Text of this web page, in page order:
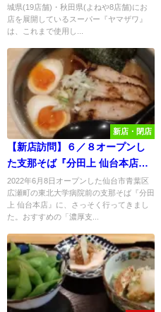
らしい！
城県(19店舗)・秋田県(よねや8店舗)にお
店を展開しているスーパー『ヤマザワ』
は、これまで使用し...
新店・閉店
【新店訪問】６／８オープンし
た支那そば『分田上 仙台本店』
の濃厚支那そばを食べてみた！
2022年6月8日オープンした仙台市青葉区
広瀬町の東北大学病院前の支那そば『分田
上 仙台本店』に、さっそく行ってきまし
た。おすすめの「濃厚支...